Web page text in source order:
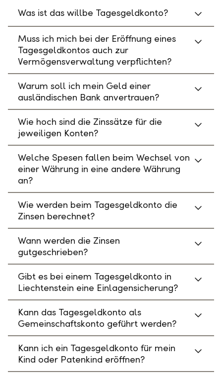
Was ist das willbe Tagesgeldkonto?
Muss ich mich bei der Eröffnung eines
Tagesgeldkontos auch zur
Vermögensverwaltung verpflichten?
Warum soll ich mein Geld einer
ausländischen Bank anvertrauen?
Wie hoch sind die Zinssätze für die
jeweiligen Konten?
Welche Spesen fallen beim Wechsel von
einer Währung in eine andere Währung
an?
Wie werden beim Tagesgeldkonto die
Zinsen berechnet?
Wann werden die Zinsen
gutgeschrieben?
Gibt es bei einem Tagesgeldkonto in
Liechtenstein eine Einlagensicherung?
Kann das Tagesgeldkonto als
Gemeinschaftskonto geführt werden?
Kann ich ein Tagesgeldkonto für mein
Kind oder Patenkind eröffnen?